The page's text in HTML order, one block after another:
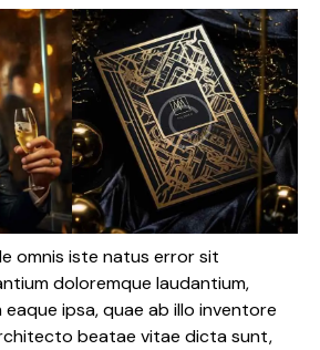
omnis iste natus error sit
doloremque laudantium,
ipsa, quae ab illo inventore
beatae vitae dicta sunt,